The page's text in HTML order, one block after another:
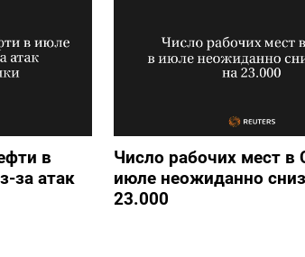
в
за атак
Число рабочих мест
июле неожиданно
23.000